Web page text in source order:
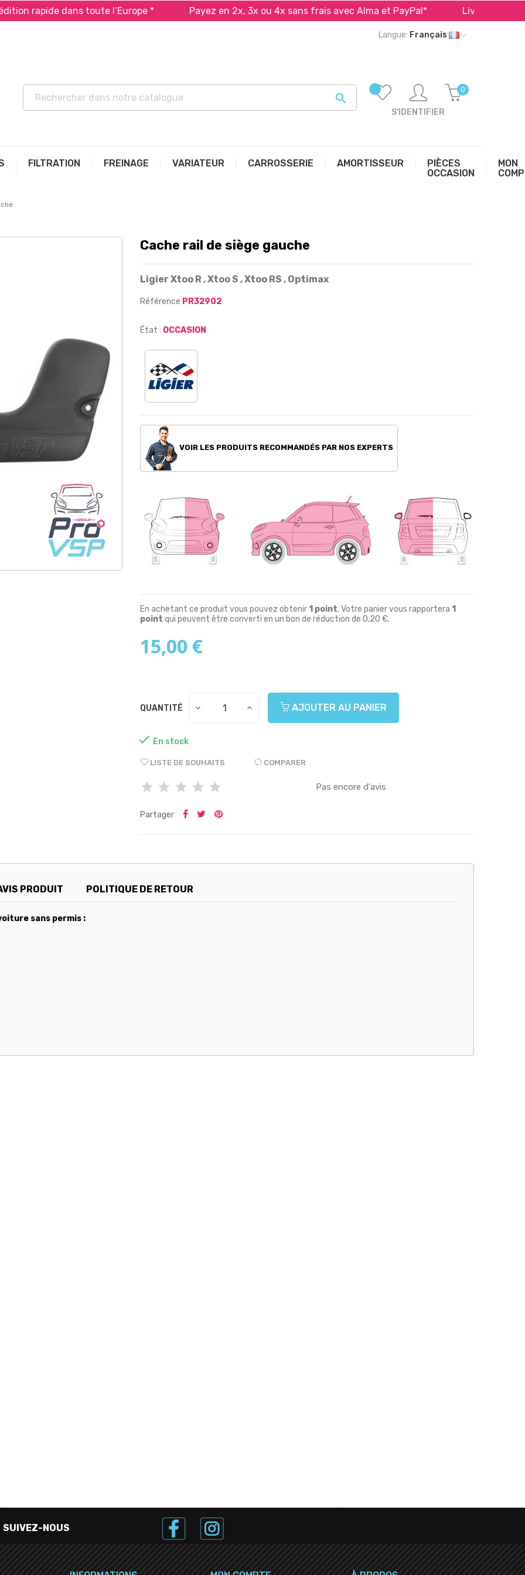
rapide dans toute l’Europe * Payez en 2x, 3x ou 4x sans frais avec Alma et PayPal* Livraison offerte
Langue: Français

S'IDENTIFIER
0
FILTRATION FREINAGE VARIATEUR CARROSSERIE AMORTISSEUR
PIÈCES
OCCASION
MON
Cache rail de siège gauche
Ligier Xtoo R , Xtoo S , Xtoo RS , Optimax
Référence PR32902
État : OCCASION
VOIR LES PRODUITS RECOMMANDÉS PAR NOS EXPERTS
En achetant ce produit vous pouvez obtenir 1 point. Votre panier vous rapportera 1
point qui peuvent être converti en un bon de réduction de 0,20 €.
15,00 €
QUANTITÉ AJOUTER AU PANIER
 En stock
LISTE DE SOUHAITS COMPARER
Pas encore d'avis
Partager
PRODUIT POLITIQUE DE RETOUR
sans permis :
SUIVEZ-NOUS